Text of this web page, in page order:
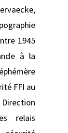
1945
à la
FFI au
relais